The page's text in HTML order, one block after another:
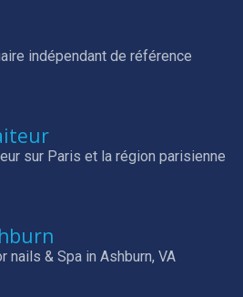
indépendant de référence
sur Paris et la région parisienne
nails & Spa in Ashburn, VA